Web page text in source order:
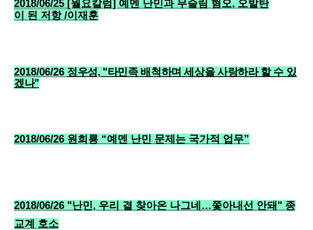
2018/06/25 [월요칼럼] 예멘 난민과 무슬림 혐오, 오발탄
이 된 저항 /이재훈
2018/06/26 정우성, "타민족 배척하며 세상을 사랑하라 할 수 있
겠나"
2018/06/26 원희룡 “예멘 난민 문제는 국가적 업무”
2018/06/26 "난민, 우리 곁 찾아온 나그네…쫓아내선 안돼" 종
교계 호소